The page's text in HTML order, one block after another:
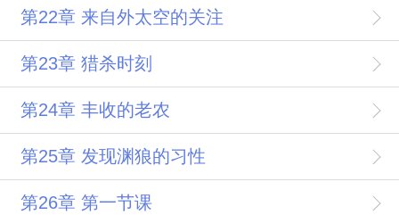
第22章 来自外太空的关注
第23章 猎杀时刻
第24章 丰收的老农
第25章 发现渊狼的习性
第26章 第一节课